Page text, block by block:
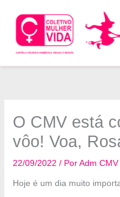
para
conteúdo
O CMV está
vôo! Voa,
22/09/2022/ PorAdm
Hoje é um dia muito